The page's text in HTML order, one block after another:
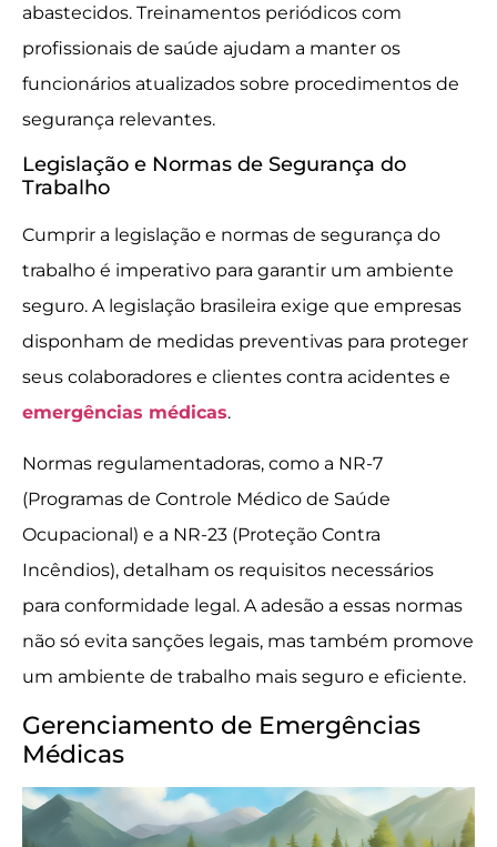
abastecidos. Treinamentos periódicos com
profissionais de saúde ajudam a manter os
funcionários atualizados sobre procedimentos de
segurança relevantes.
Legislação e Normas de Segurança do
Trabalho
Cumprir a legislação e normas de segurança do
trabalho é imperativo para garantir um ambiente
seguro. A legislação brasileira exige que empresas
disponham de medidas preventivas para proteger
seus colaboradores e clientes contra acidentes e
emergências médicas.
Normas regulamentadoras, como a NR-7
(Programas de Controle Médico de Saúde
Ocupacional) e a NR-23 (Proteção Contra
Incêndios), detalham os requisitos necessários
para conformidade legal. A adesão a essas normas
não só evita sanções legais, mas também promove
um ambiente de trabalho mais seguro e eficiente.
Gerenciamento de Emergências
Médicas